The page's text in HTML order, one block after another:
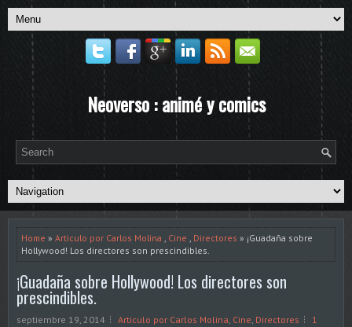
Neoverso : animé y comics
Home » Articulo por Carlos Molina , Cine , Directores » ¡Guadaña sobre
Hollywood! Los directores son prescindibles.
¡Guadaña sobre Hollywood! Los directores son
prescindibles.
septiembre 19, 2014 Articulo por Carlos Molina, Cine, Directores
1